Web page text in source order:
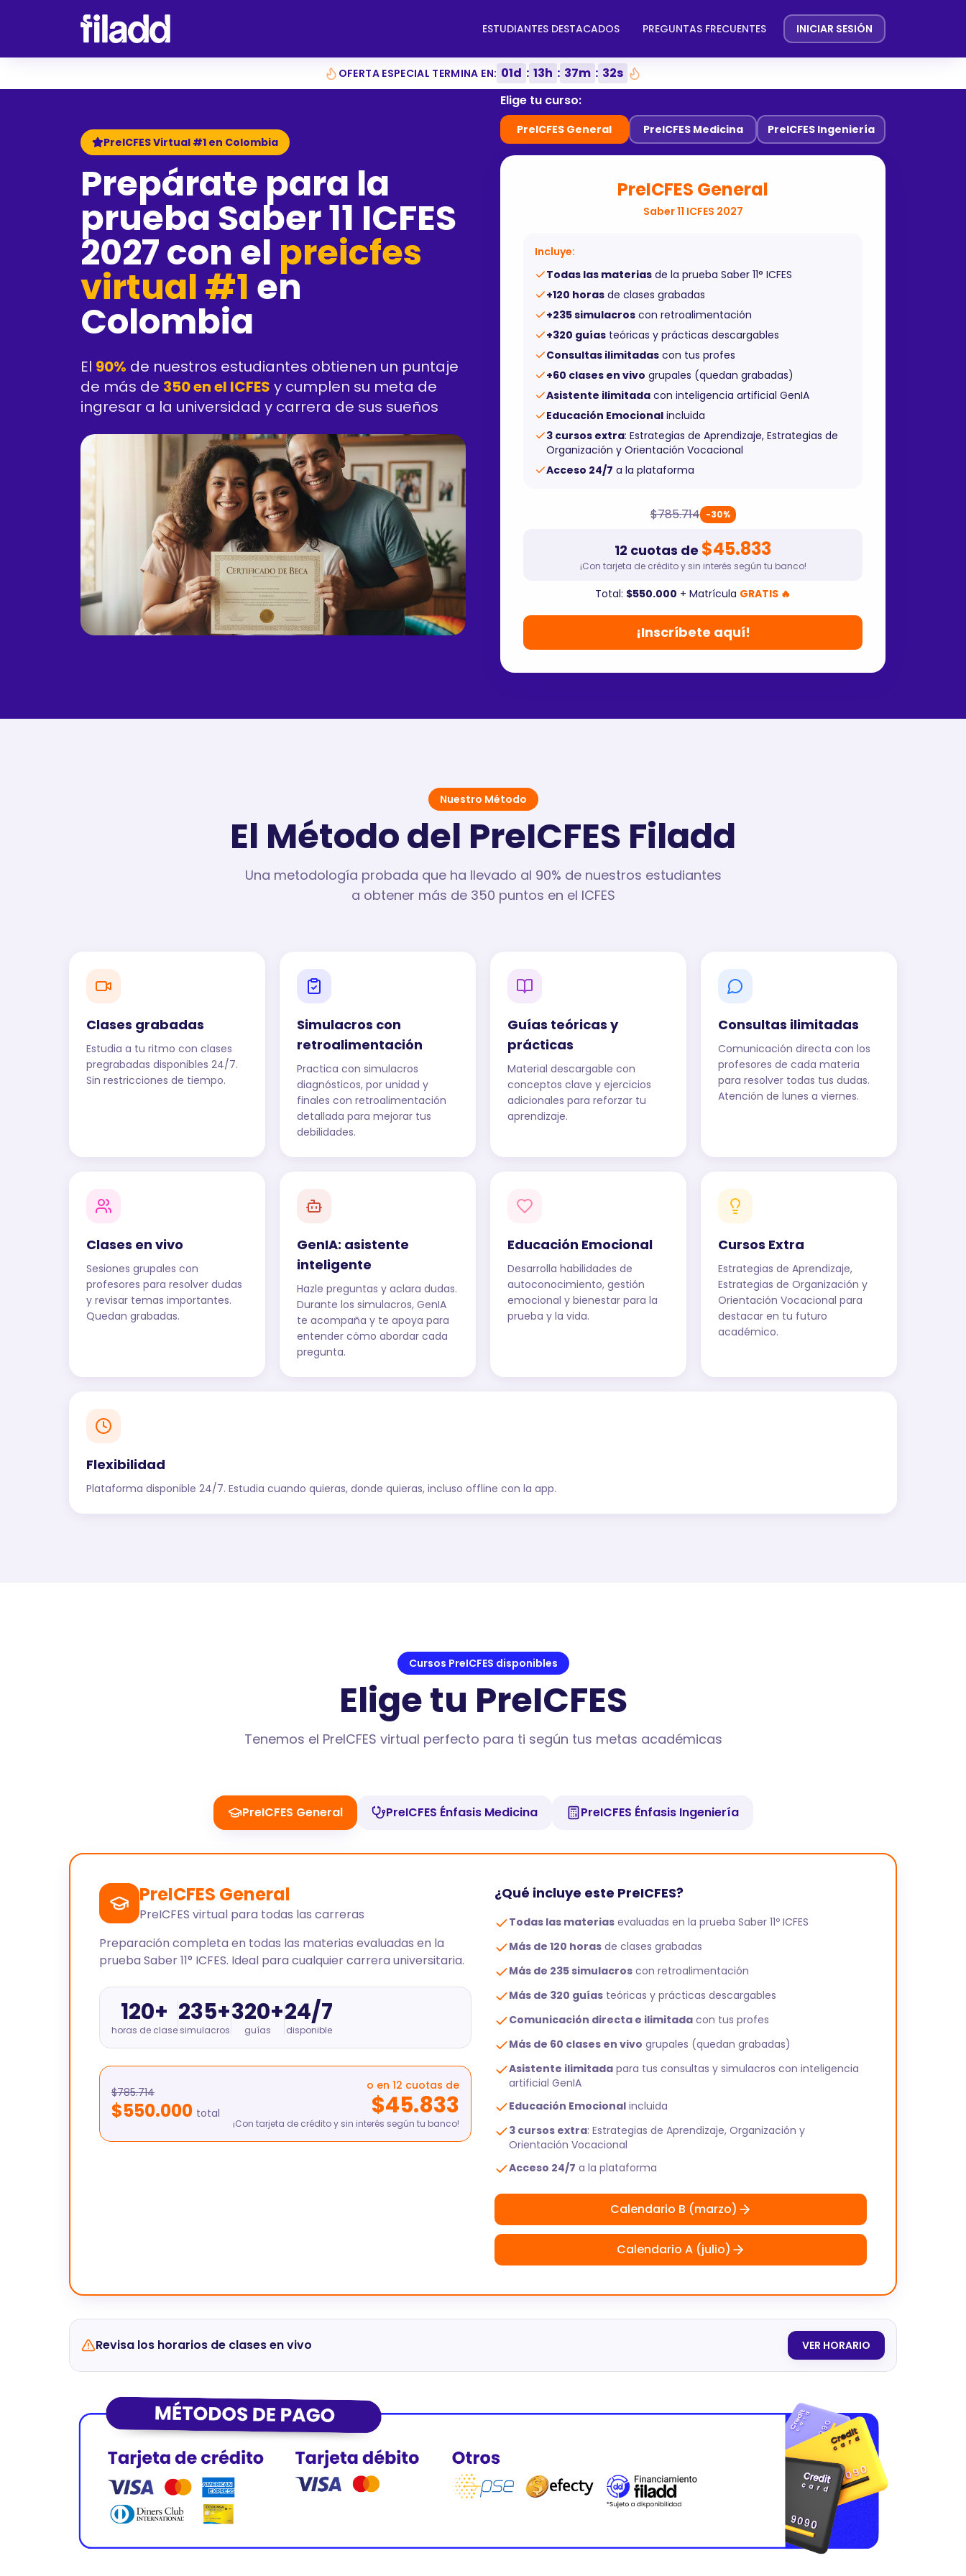
ESTUDIANTES DESTACADOS PREGUNTAS FRECUENTES INICIAR SESIÓN
OFERTA ESPECIAL TERMINA EN: 01d : 13h : 37m : 31s
PreICFES Virtual #1 en Colombia
Prepárate para la
prueba Saber 11 ICFES
2027 con el preicfes
virtual #1 en
Colombia
El 90% de nuestros estudiantes obtienen un puntaje
de más de 350 en el ICFES y cumplen su meta de
ingresar a la universidad y carrera de sus sueños
Elige tu curso:
PreICFES General PreICFES Medicina PreICFES Ingeniería
PreICFES General
Saber 11 ICFES 2027
Incluye:
Todas las materias de la prueba Saber 11° ICFES
+120 horas de clases grabadas
+235 simulacros con retroalimentación
+320 guías teóricas y prácticas descargables
Consultas ilimitadas con tus profes
+60 clases en vivo grupales (quedan grabadas)
Asistente ilimitada con inteligencia artificial GenIA
Educación Emocional incluida
3 cursos extra: Estrategias de Aprendizaje, Estrategias de
Organización y Orientación Vocacional
Acceso 24/7 a la plataforma
$785.714 -30%
12 cuotas de $45.833
¡Con tarjeta de crédito y sin interés según tu banco!
Total: $550.000 + Matrícula GRATIS 🔥
¡Inscríbete aquí!
Nuestro Método
El Método del PreICFES Filadd
Una metodología probada que ha llevado al 90% de nuestros estudiantes
a obtener más de 350 puntos en el ICFES
Clases grabadas
Estudia a tu ritmo con clases
pregrabadas disponibles 24/7.
Sin restricciones de tiempo.
Simulacros con
retroalimentación
Practica con simulacros
diagnósticos, por unidad y
finales con retroalimentación
detallada para mejorar tus
debilidades.
Guías teóricas y
prácticas
Material descargable con
conceptos clave y ejercicios
adicionales para reforzar tu
aprendizaje.
Consultas ilimitadas
Comunicación directa con los
profesores de cada materia
para resolver todas tus dudas.
Atención de lunes a viernes.
Clases en vivo
Sesiones grupales con
profesores para resolver dudas
y revisar temas importantes.
Quedan grabadas.
GenIA: asistente
inteligente
Hazle preguntas y aclara dudas.
Durante los simulacros, GenIA
te acompaña y te apoya para
entender cómo abordar cada
pregunta.
Educación Emocional
Desarrolla habilidades de
autoconocimiento, gestión
emocional y bienestar para la
prueba y la vida.
Cursos Extra
Estrategias de Aprendizaje,
Estrategias de Organización y
Orientación Vocacional para
destacar en tu futuro
académico.
Flexibilidad
Plataforma disponible 24/7. Estudia cuando quieras, donde quieras, incluso offline con la app.
Cursos PreICFES disponibles
Elige tu PreICFES
Tenemos el PreICFES virtual perfecto para ti según tus metas académicas
PreICFES General PreICFES Énfasis Medicina PreICFES Énfasis Ingeniería
PreICFES General
PreICFES virtual para todas las carreras
Preparación completa en todas las materias evaluadas en la
prueba Saber 11° ICFES. Ideal para cualquier carrera universitaria.
120+
horas de clase
235+
simulacros
320+
guías
24/7
disponible
$785.714
$550.000 total
o en 12 cuotas de
$45.833
¡Con tarjeta de crédito y sin interés según tu banco!
¿Qué incluye este PreICFES?
Todas las materias evaluadas en la prueba Saber 11º ICFES
Más de 120 horas de clases grabadas
Más de 235 simulacros con retroalimentación
Más de 320 guías teóricas y prácticas descargables
Comunicación directa e ilimitada con tus profes
Más de 60 clases en vivo grupales (quedan grabadas)
Asistente ilimitada para tus consultas y simulacros con inteligencia
artificial GenIA
Educación Emocional incluida
3 cursos extra: Estrategias de Aprendizaje, Organización y
Orientación Vocacional
Acceso 24/7 a la plataforma
Calendario B (marzo)
Calendario A (julio)
Revisa los horarios de clases en vivo VER HORARIO